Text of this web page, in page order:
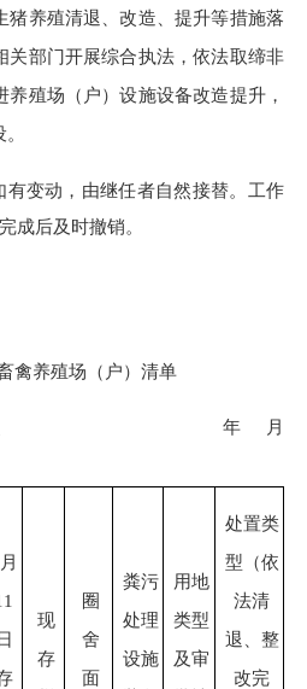
猪养殖清退、改造、提升等措施落
关部门开展综合执法，依法取缔非
殖场（户）设施设备改造提升，
有变动，由继任者自然接替。工作
成后及时撤销。
禽养殖场（户） 清单
年
月
现
存
圈
舍
面
粪污
处理
设施
用地
类型
及审
处置类
型（依
法清
退、整
改完